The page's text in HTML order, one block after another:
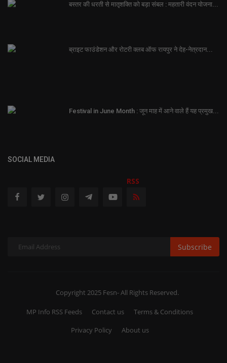
बस्तर की धरती से मातृशक्ति को बड़ा संबल : महतारी वंदन योजना...
ब्राइट फाउंडेशन और रोटरी क्लब ऑफ रायपुर ने देह-नेत्रदान...
Festival in June Month : जून माह में आने वाले हैं यह प्रमुख...
SOCIAL MEDIA
RSS
Subscribe
Copyright 2025 Fesn- All Rights Reserved.
MP Info RSS Feeds Contact us
Terms & Conditions
Privacy Policy
About us